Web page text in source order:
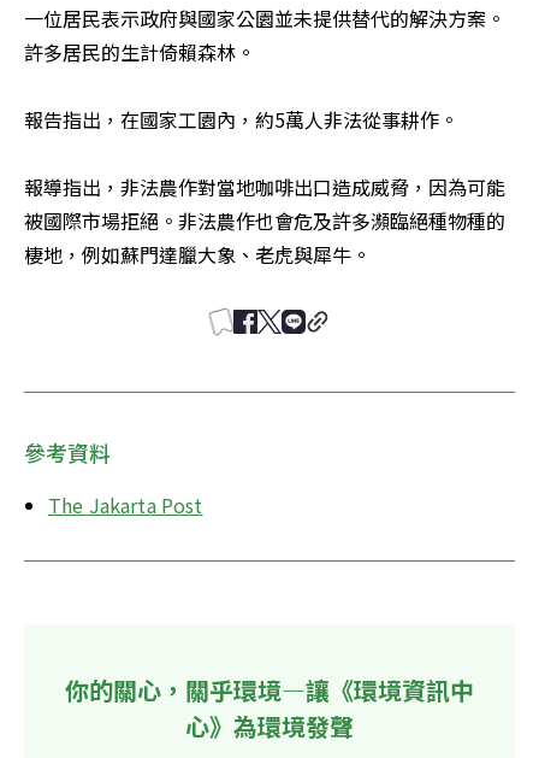
一位居民表示政府與國家公園並未提供替代的解決方案。
許多居民的生計倚賴森林。
報告指出，在國家工園內，約5萬人非法從事耕作。
報導指出，非法農作對當地咖啡出口造成威脅，因為可能
被國際市場拒絕。非法農作也會危及許多瀕臨絕種物種的
棲地，例如蘇門達臘大象、老虎與犀牛。
參考資料
The Jakarta Post
你的關心，關乎環境—讓《環境資訊中
心》為環境發聲